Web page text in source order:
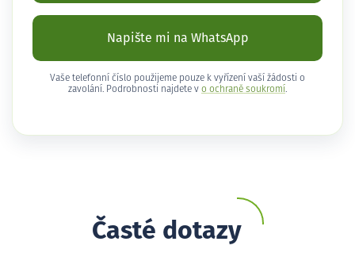
Napište mi na WhatsApp
Vaše telefonní číslo použijeme pouze k vyřízení vaší žádosti o
zavolání. Podrobnosti najdete v o ochraně soukromí .
Časté dotazy